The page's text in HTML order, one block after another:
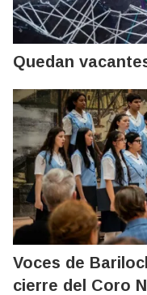
Quedan
Voces de
cierre del Coro